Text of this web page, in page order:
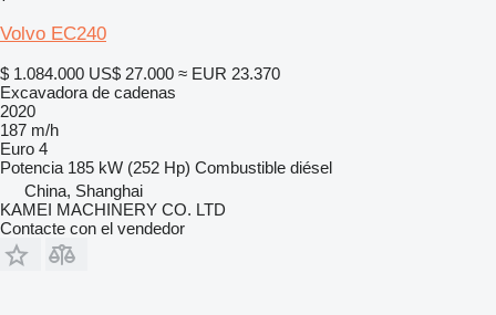
Volvo EC240
$ 1.084.000 US$ 27.000 ≈ EUR 23.370
Excavadora de cadenas
2020
187 m/h
Euro 4
Potencia 185 kW (252 Hp) Combustible diésel
China, Shanghai
KAMEI MACHINERY CO. LTD
Contacte con el vendedor